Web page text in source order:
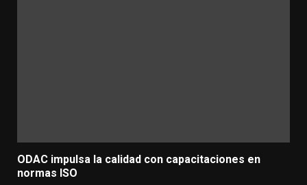
ODAC impulsa la calidad con capacitaciones en
normas ISO